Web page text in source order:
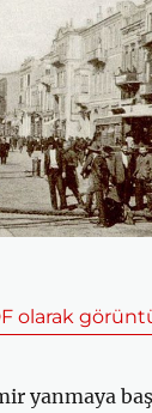
olarak
yanmaya